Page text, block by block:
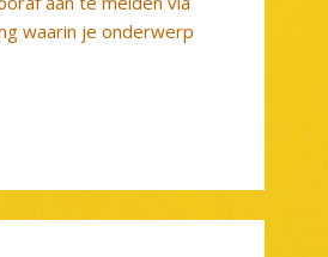
waarin je onderwerp